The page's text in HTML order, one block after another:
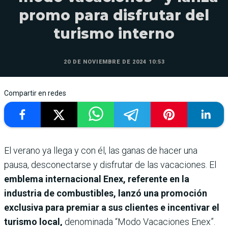
promo para disfrutar del
turismo interno
20 DE NOVIEMBRE DE 2024 10:53
Compartir en redes
El verano ya llega y con él, las ganas de hacer una
pausa, desconectarse y disfrutar de las vacaciones. El
emblema internacional Enex, referente en la
industria de combustibles, lanzó una promoción
exclusiva para premiar a sus clientes e incentivar el
turismo local, denominada “Modo Vacaciones Enex”.